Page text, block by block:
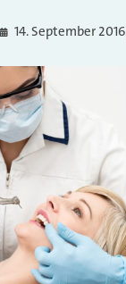
14. September 2016